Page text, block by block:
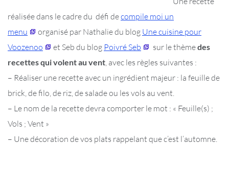
réalisée dans le cadre du défi decompile moi un
menu
organisé par Nathalie du blog Une cuisine pour
Voozenoo
et Seb du blog Poivré Seb sur le thèmedes
recettes qui volent au vent, avec les règles suivantes :
– Réaliser une recette avec un ingrédient majeur : la feuille de
brick, de filo, de riz, de salade ou les vols au vent.
– Le nom de la recette devra comporter le mot : « Feuille(s) ;
Vols ; Vent »
– Une décoration de vos plats rappelant que c’est l’automne.